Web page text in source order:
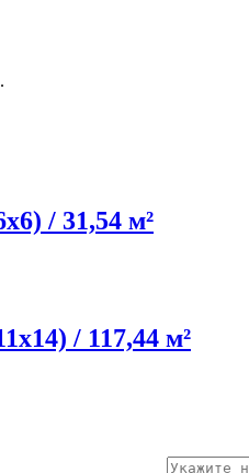
/ 31,54 м²
/ 117,44 м²